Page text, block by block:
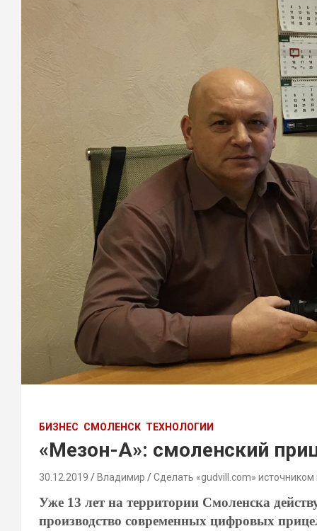
БИЗНЕС СМОЛЕНСК ТЕХНОЛОГИИ
«Мезон-А»: смоленский
30.12.2019 Владимир Сделать «gudvill.com» источником
Уже 13 лет на территории Смоленска
производство современных цифровых